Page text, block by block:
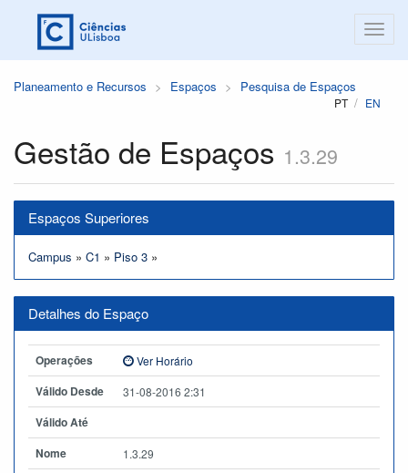
Planeamento e Recursos Espaços Pesquisa de Espaços
PT EN
Gestão de Espaços 1.3.29
Espaços Superiores
Campus » C1 » Piso 3 »
Detalhes do Espaço
Operações Ver Horário
Válido Desde 31-08-2016 2:31
Válido Até
Nome
1.3.29